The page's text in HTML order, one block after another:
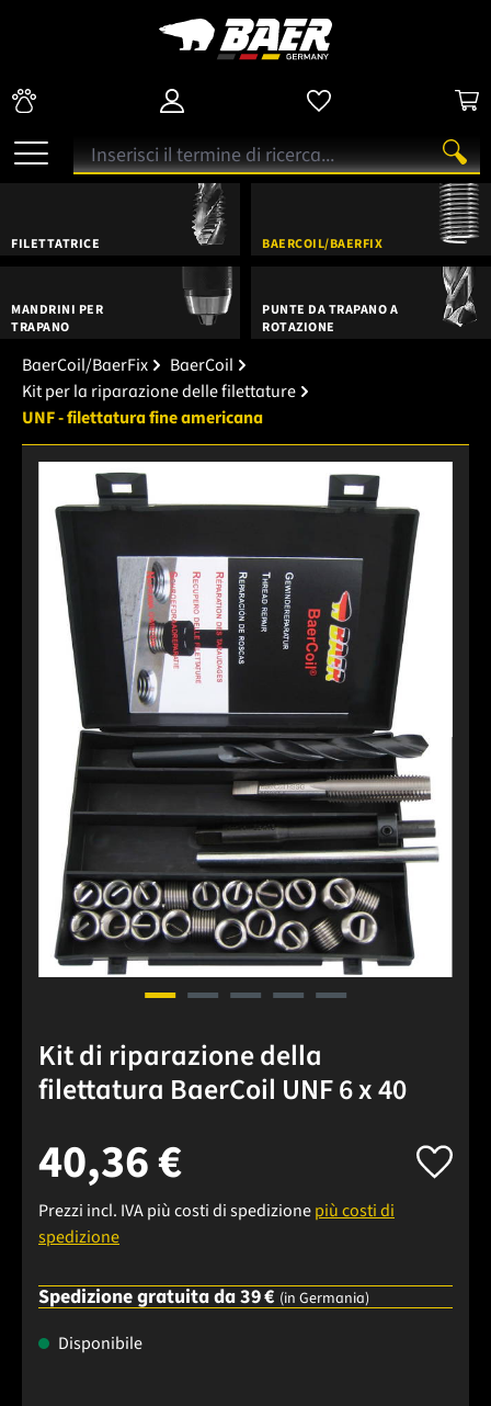
FILETTATRICE BAERCOIL/BAERFIX
MANDRINI PER
TRAPANO
PUNTE DA TRAPANO A
ROTAZIONE
BaerCoil/BaerFix
BaerCoil
Kit per la riparazione delle filettature
UNF - filettatura fine americana
Salta la galleria di immagini
Kit di riparazione della
filettatura BaerCoil UNF 6 x 40
40,36 €
Prezzi incl. IVA più costi di spedizionepiù costi di
spedizione
Spedizione gratuita da 39 € (in Germania)
Disponibile